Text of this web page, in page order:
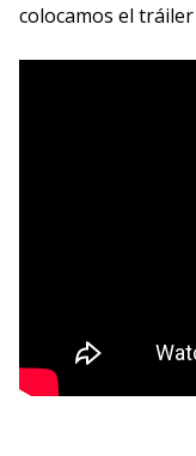
colocamos el tráiler